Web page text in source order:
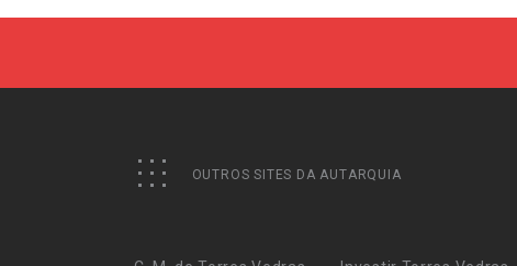
OUTROS SITES DA AUTARQUIA